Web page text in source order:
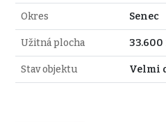
Okres Senec
Užitná plocha 33.600
Stav objektu Velmi